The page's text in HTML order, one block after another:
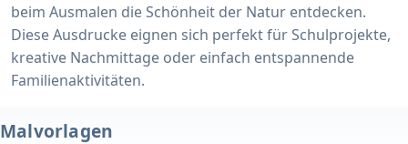
beim Ausmalen die Schönheit der Natur entdecken.
Diese Ausdrucke eignen sich perfekt für Schulprojekte,
kreative Nachmittage oder einfach entspannende
Familienaktivitäten.
Malvorlagen